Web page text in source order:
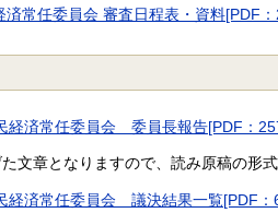
常任委員会 審査日程表・資料[PDF
済常任委員会 委員長報告[PDF：
文章となりますので、読み原稿の形
済常任委員会 議決結果一覧[PDF：